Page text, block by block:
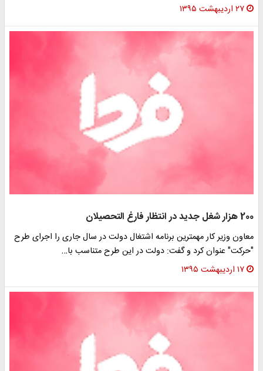
۲۷ اردیبهشت ۱۳۹۵
200 هزار شغل جدید در انتظار فارغ التحصیلان
معاون وزیر کار مهمترین برنامه اشتغال دولت در سال جاری را اجرای طرح
"حرکت" عنوان کرد و گفت: دولت در این طرح متناسب با…
۱۷ اردیبهشت ۱۳۹۵